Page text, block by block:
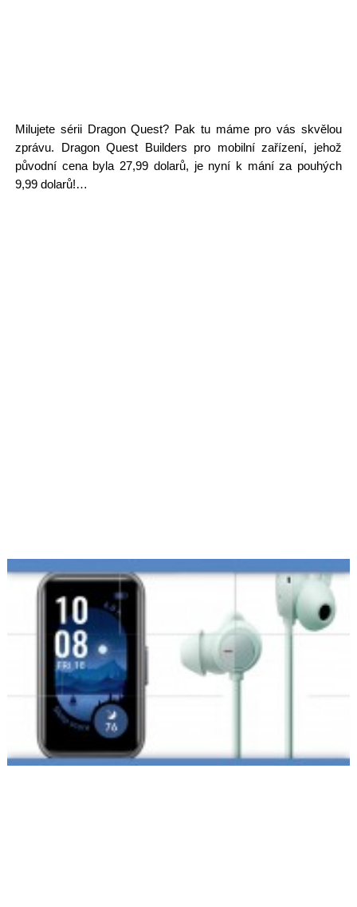
Milujete sérii Dragon Quest? Pak tu máme pro vás skvělou
zprávu. Dragon Quest Builders pro mobilní zařízení, jehož
původní cena byla 27,99 dolarů, je nyní k mání za pouhých
9,99 dolarů!…